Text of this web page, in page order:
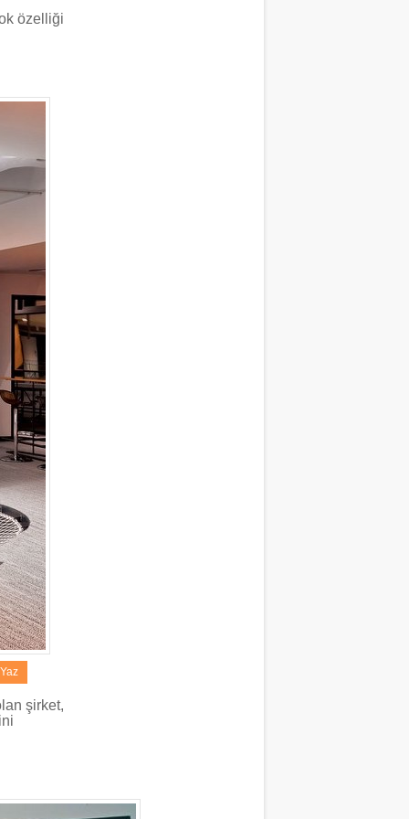
özelliği
şirket,